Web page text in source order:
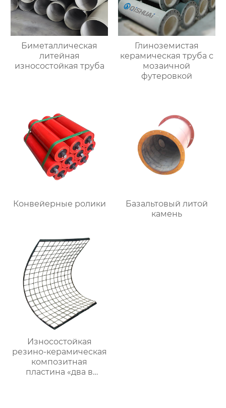
Биметаллическая
литейная
износостойкая труба
Глиноземистая
керамическая труба с
мозаичной
футеровкой
Конвейерные ролики
Базальтовый литой
камень
Износостойкая
резино-керамическая
композитная
пластина «два в